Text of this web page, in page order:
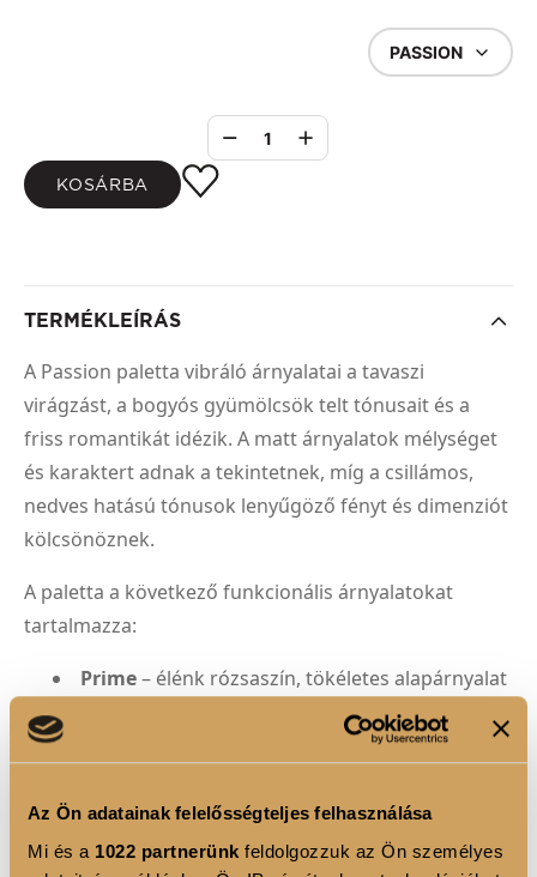
Az Ön adatainak felelősségteljes felhasználása
Mi és a 1022 partnerünk feldolgozzuk az Ön személyes
PASSION
1
KOSÁRBA
TERMÉKLEÍRÁS
A Passion paletta vibráló árnyalatai a tavaszi
virágzást, a bogyós gyümölcsök telt tónusait és a
friss romantikát idézik. A matt árnyalatok mélységet
és karaktert adnak a tekintetnek, míg a csillámos,
nedves hatású tónusok lenyűgöző fényt és dimenziót
kölcsönöznek.
A paletta a következő funkcionális árnyalatokat
tartalmazza:
Prime– élénk rózsaszín, tökéletes alapárnyalat
– meleg korallos pink a mélyítő vonal
Shimmer Glow – rózsás-barackos csillogás a